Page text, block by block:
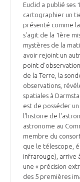
Euclid a publié ses
cartographier un
présenté comme
s'agit de la 1ère
mystères de la
avoir rejoint un
point
de la Terre, la
observations,
spatiales à
est de posséder un
l'histoire de
astronome au
membre du
que le télescope,
infrarouge), arrive
une « précision
des 5 premières